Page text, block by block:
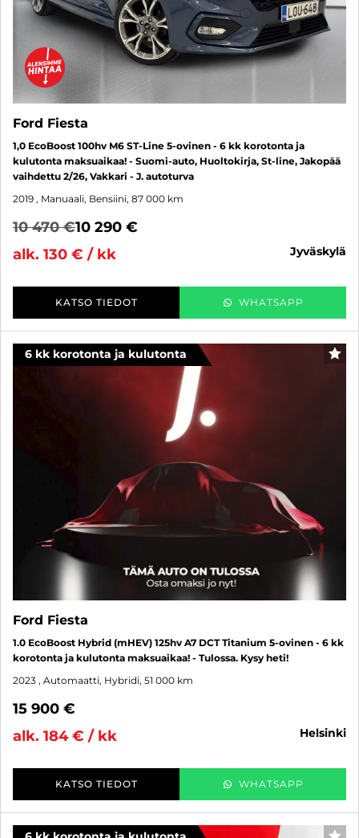
Ford Fiesta
1,0 EcoBoost 100hv M6 ST-Line 5-ovinen - 6 kk korotonta ja
kulutonta maksuaikaa! - Suomi-auto, Huoltokirja, St-line, Jakopää
vaihdettu 2/26, Vakkari - J. autoturva
2019 , Manuaali, Bensiini, 87 000 km
10 470 €10 290 €
alk. 130 € / kk
jyväskylä
KATSO TIEDOT WHATSAPP
6 kk korotonta ja kulutonta
Ford Fiesta
1.0 EcoBoost Hybrid (mHEV) 125hv A7 DCT Titanium 5-ovinen - 6 kk
korotonta ja kulutonta maksuaikaa! - Tulossa. Kysy heti!
2023 , Automaatti, Hybridi, 51 000 km
15 900 €
alk. 184 € / kk
helsinki
KATSO TIEDOT WHATSAPP